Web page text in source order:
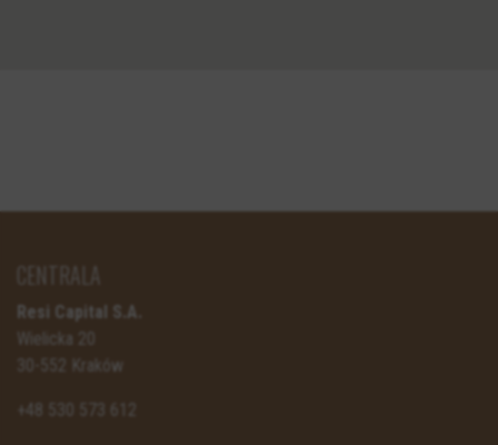
CENTRALA
Resi Capital S.A.
Wielicka 20
30-552 Kraków
+48 530 573 612